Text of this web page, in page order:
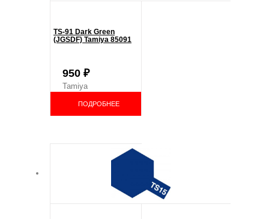
TS-91 Dark Green
(JGSDF) Tamiya 85091
950 ₽
Tamiya
ПОДРОБНЕЕ